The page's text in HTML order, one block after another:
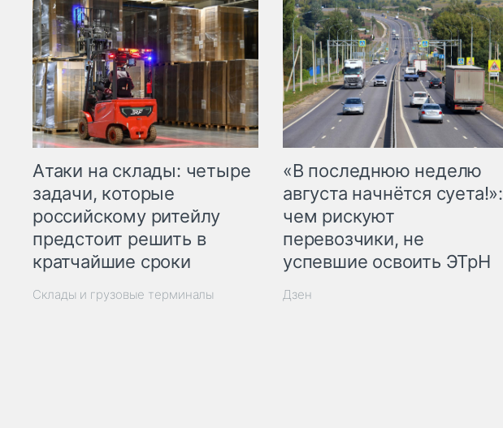
Атаки на склады: четыре
задачи, которые
российскому ритейлу
предстоит решить в
кратчайшие сроки
Склады и грузовые терминалы
«В последнюю неделю
августа начнётся суета!»:
чем рискуют
перевозчики, не
успевшие освоить ЭТрН
Дзен